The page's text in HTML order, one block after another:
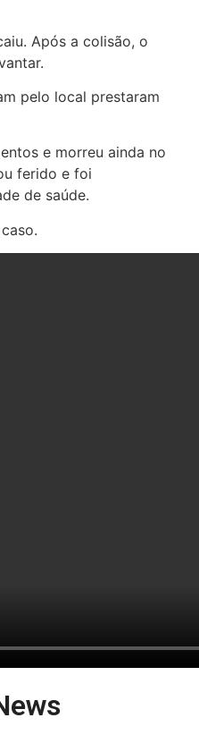
Após a colisão, o
pelo local prestaram
e morreu ainda no
ferido e foi
de saúde.